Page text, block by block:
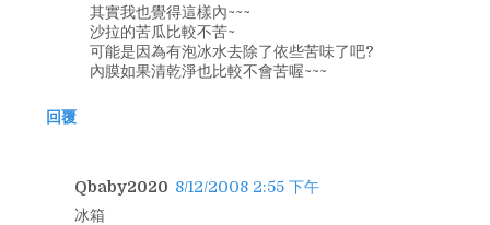
其實我也覺得這樣內~~~
沙拉的苦瓜比較不苦~
可能是因為有泡冰水去除了依些苦味了吧?
內膜如果清乾淨也比較不會苦喔~~~
回覆
Qbaby2020 8/12/2008 2:55 下午
冰箱